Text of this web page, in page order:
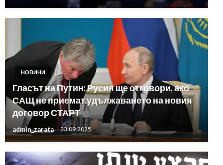
НОВИНИ
Гласът на Путин: Русия ще отговори, ако
САЩ не приемат удължаването на новия
договор СТАРТ
admin_zarata 23.09.2025